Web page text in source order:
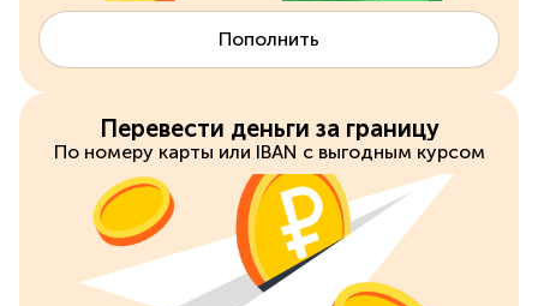
Пополнить
Перевести деньги за границу
По номеру карты или IBAN c выгодным курсом